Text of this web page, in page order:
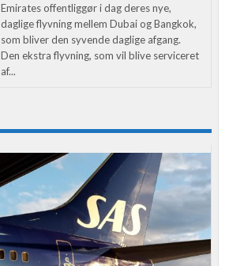
Emirates offentliggør i dag deres nye,
daglige flyvning mellem Dubai og Bangkok,
som bliver den syvende daglige afgang.
Den ekstra flyvning, som vil blive serviceret
af...